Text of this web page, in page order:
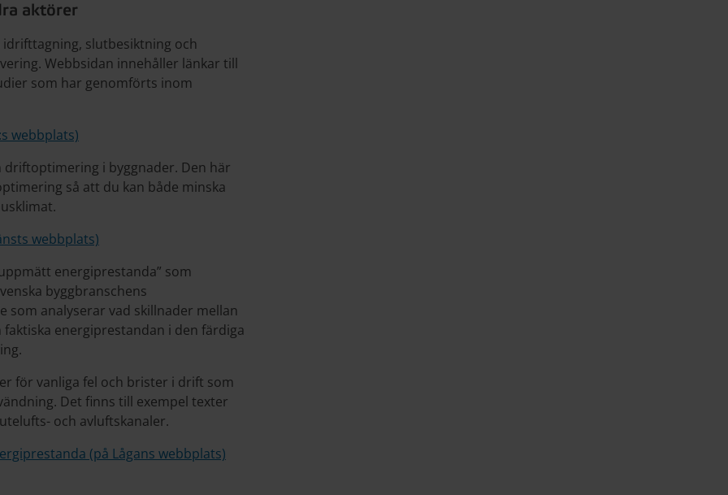
aktörer
slutbesiktning och
Webbsidan innehåller länkar till
som har genomförts inom
webbplats)
driftoptimering i byggnader. Den här
så att du kan både minska
webbplats)
energiprestanda” som
byggbranschens
som analyserar vad skillnader mellan
energiprestandan i den färdiga
för vanliga fel och brister i drift som
Det finns till exempel texter
och avluftskanaler.
(på Lågans webbplats)